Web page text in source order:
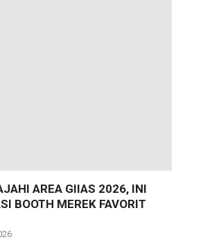
AREA GIIAS 2026, INI
BOOTH MEREK FAVORIT